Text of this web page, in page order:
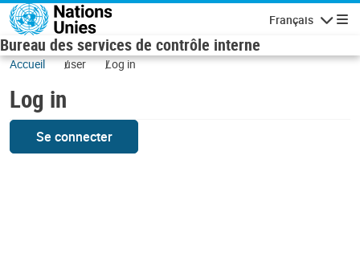
Skip to main content
Français
Bureau des services de contrôle interne
Accueil user Log in
Log in
Se connecter